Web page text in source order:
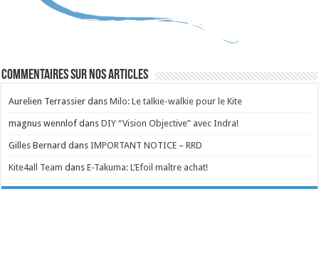
Commentaires sur nos articles
Aurelien Terrassier dansMilo: Le talkie-walkie pour le Kite
magnus wennlof dansDIY “Vision Objective” avec Indra!
Gilles Bernard dansIMPORTANT NOTICE – RRD
Kite4all Team dansE-Takuma: L’Efoil maître achat!